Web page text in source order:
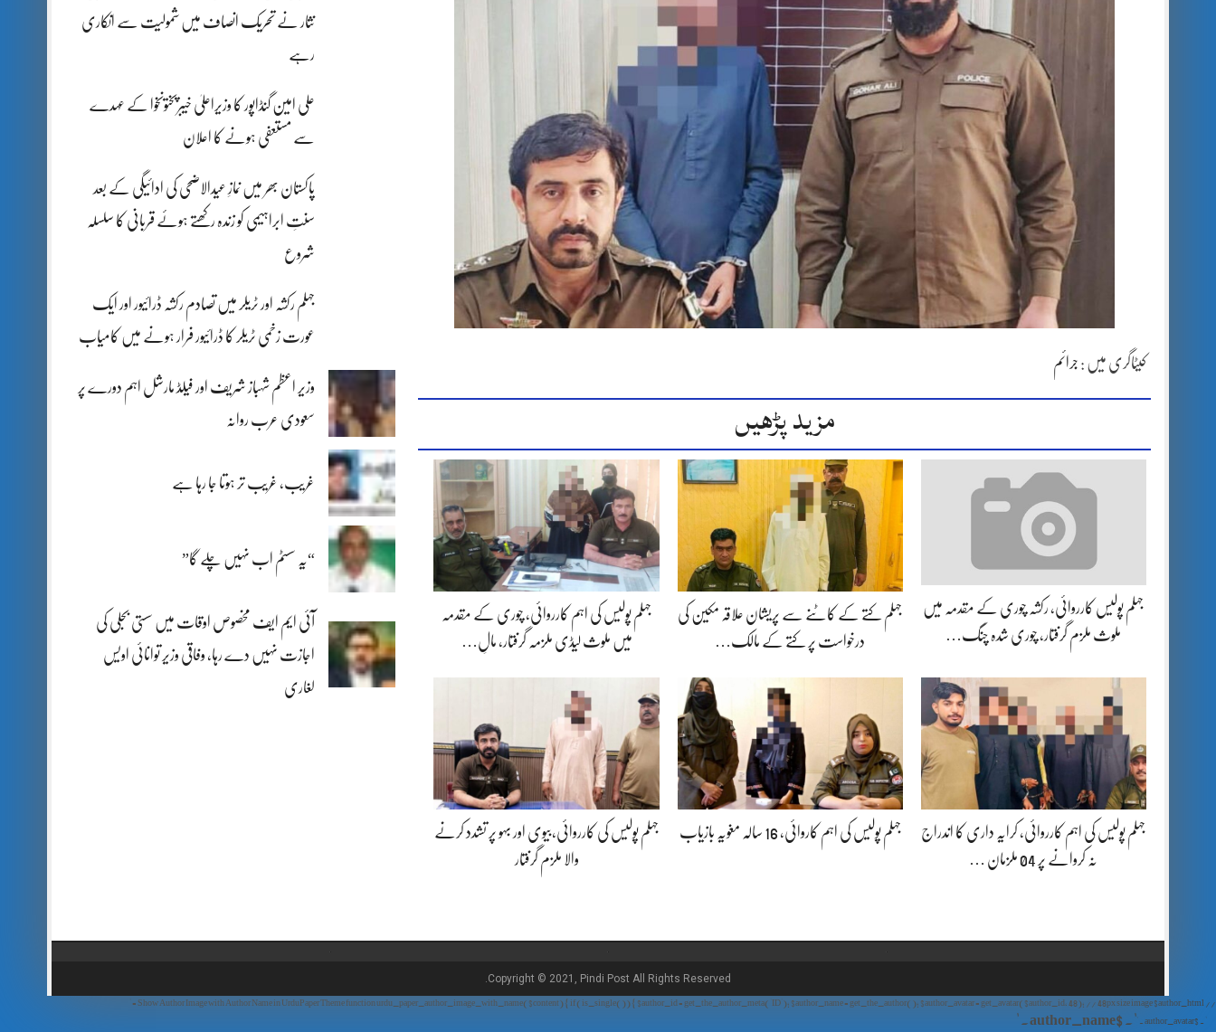
نثار نے تحریک انصاف میں شمولیت سے انکاری
رہے
علی امین گنڈاپور کا وزیراعلیٰ خیبرپختونخوا کے عہدے
سے مستعفی ہونے کا اعلان
پاکستان بھر میں نمازِ عیدالاضحی کی ادائیگی کے بعد
سنتِ ابراہیمی کو زندہ رکھتے ہوئے قربانی کا سلسلہ
شروع
جہلم رکشہ اور ٹریلر میں تصادم رکشہ ڈرائیور اور ایک
عورت زخمی ٹریلر کا ڈرائیور فرار ہونے میں کامیاب
وزیر اعظم شہباز شریف اور فیلڈ مارشل اہم دورے پر
سعودی عرب روانہ
غریب، غریب تر ہوتا جا رہا ہے
“یہ سسٹم اب نہیں چلے گا”
آئی ایم ایف مخصوص اوقات میں سستی بجلی کی
اجازت نہیں دے رہا، وفاقی وزیر توانائی اویس
لغاری
کیٹاگری میں : جرائم
مزید پڑھیں
جہلم پولیس کارروائی، رکشہ چوری کے مقدمہ میں
ملوث ملزم گرفتار، چوری شدہ چنگ…
جہلم کتے کے کاٹنے سے پریشان علاقہ مکین کی
درخواست پر کتے کے مالک…
جہلم پولیس کی اہم کارروائی، چوری کے مقدمہ
میں ملوث لیڈی ملزمہ گرفتار، مالِ…
جہلم پولیس کی اہم کارروائی، کرایہ داری کا اندراج
نہ کروانے پر 04 ملزمان …
جہلم پولیس کی اہم کاروائی، 16 سالہ مغویہ بازیاب
جہلم پولیس کی کارروائی،بیوی اور بہو پر تشدد کرنے
والا ملزم گرفتار
Copyright © 2021, Pindi Post All Rights Reserved.
// Show Author Image with Author Name in UrduPaper Theme function urdu_paper_author_image_with_name($content) { if (is_single()) { $author_id = get_the_author_meta('ID'); $author_name = get_the_author(); $author_avatar = get_avatar($author_id, 48); // 48px size image $author_html = '
' . $author_avatar . '
' . $author_name . '